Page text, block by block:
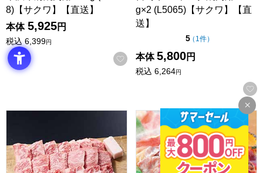
8)【サクワ】【直送】
本体 5,925円
税込 6,399円
お気に入りに登録する
g×2 (L5065)【サクワ】【直
送】
5点（5点満点中）
（ 1件の評価
）
本体 5,800円
税込 6,264円
米沢牛バラ焼肉用 300g (L3050)【サクワ】【直送】
肉の山本 味付ジンギスカン